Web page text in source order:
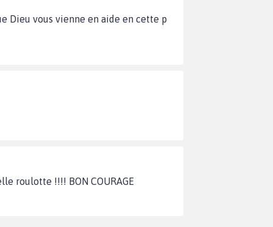
Dieu vous vienne en aide en cette p
roulotte !!!! BON COURAGE